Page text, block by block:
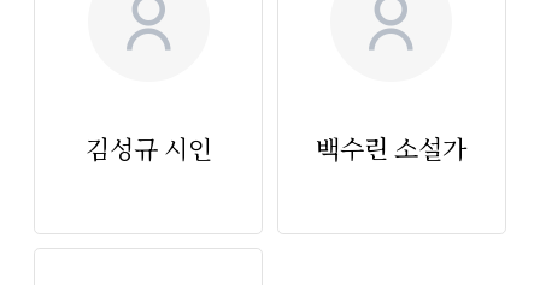
no_image
김성규 시인 백수린 소설가